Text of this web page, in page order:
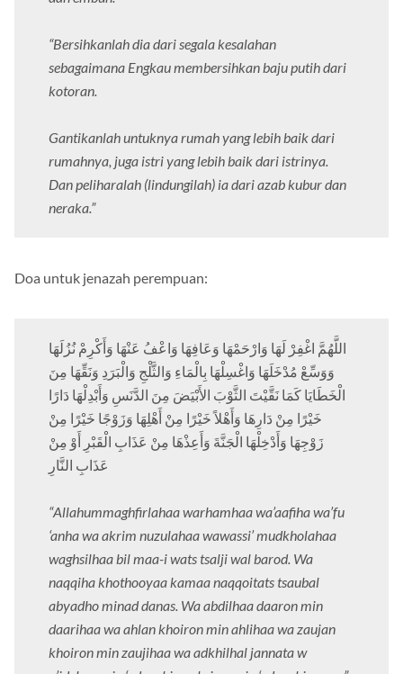
“Bersihkanlah dia dari segala kesalahan
sebagaimana Engkau membersihkan baju putih dari
kotoran.
Gantikanlah untuknya rumah yang lebih baik dari
rumahnya, juga istri yang lebih baik dari istrinya.
Dan peliharalah (lindungilah) ia dari azab kubur dan
neraka.”
Doa untuk jenazah perempuan:
اللَّهُمَّ اغْفِرْ لَهَا وَارْحَمْهَا وَعَافِهَا وَاعْفُ عَنْهَا وَأَكْرِمْ نُزُلَهَا
وَوَسِّعْ مُدْخَلَهَا وَاغْسِلْهَا بِالْمَاءِ وَالثَّلْجِ وَالْبَرَدِ وَنَقِّهَا مِنَ
الْخَطَايَا كَمَا نَقَّيْتَ الثَّوْبَ الأَبْيَضَ مِنَ الدَّنَسِ وَأَبْدِلْهَا دَارًا
خَيْرًا مِنْ دَارِهَا وَأَهْلاً خَيْرًا مِنْ أَهْلِهَا وَزَوْجًا خَيْرًا مِنْ
زَوْجِهَا وَأَدْخِلْهَا الْجَنَّةَ وَأَعِذْهَا مِنْ عَذَابِ الْقَبْرِ أَوْ مِنْ
عَذَابِ النَّارِ
“Allahummaghfirlahaa warhamhaa wa’aafiha wa’fu
‘anha wa akrim nuzulahaa wawassi’ mudkholahaa
waghsilhaa bil maa-i wats tsalji wal barod. Wa
naqqiha khothooyaa kamaa naqqoitats tsaubal
abyadho minad danas. Wa abdilhaa daaron min
daarihaa wa ahlan khoiron min ahlihaa wa zaujan
khoiron min zaujihaa wa adkhilhal jannata w